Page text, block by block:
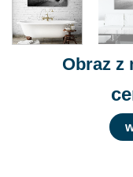
Obraz z